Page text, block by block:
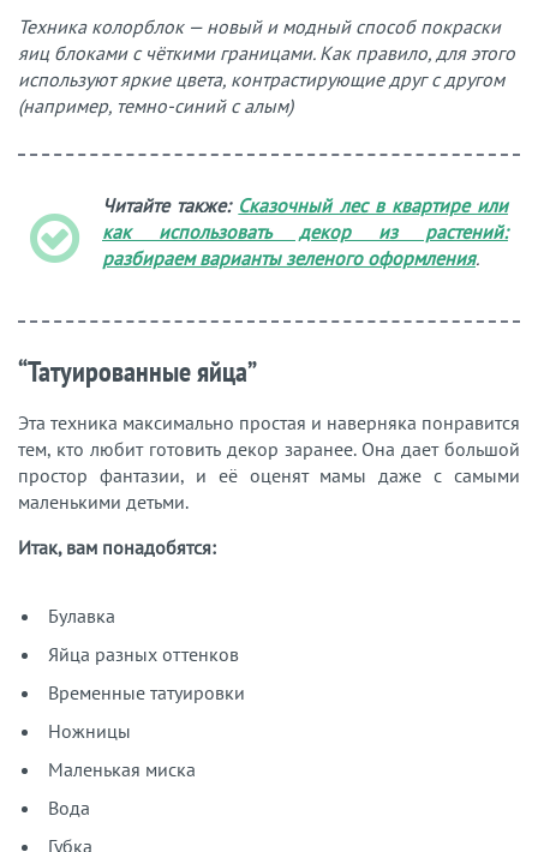
Техника колорблок — новый и модный способ покраски
яиц блоками с чёткими границами. Как правило, для этого
используют яркие цвета, контрастирующие друг с другом
(например, темно-синий с алым)
Читайте также: Сказочный лес в квартире или
как использовать декор из растений:
разбираем варианты зеленого оформления.
“Татуированные яйца”
Эта техника максимально простая и наверняка понравится
тем, кто любит готовить декор заранее. Она дает большой
простор фантазии, и её оценят мамы даже с самыми
маленькими детьми.
Итак, вам понадобятся:
Булавка
Яйца разных оттенков
Временные татуировки
Ножницы
Маленькая миска
Вода
Губка